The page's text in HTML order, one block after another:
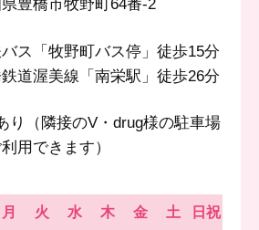
ス「牧野町バス停」徒歩15分
道渥美線「南栄駅」徒歩26分
り（隣接のV・drug様の駐車場
用できます）
月 火 水 木 金 土 日祝